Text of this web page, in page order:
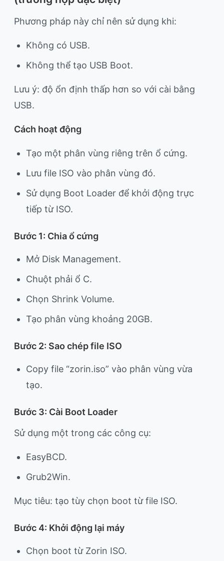
Phương pháp này chỉ nên sử dụng khi:
Không có USB.
Không thể tạo USB Boot.
Lưu ý: độ ổn định thấp hơn so với cài bằng
USB.
Cách hoạt động
Tạo một phân vùng riêng trên ổ cứng.
Lưu file ISO vào phân vùng đó.
Sử dụng Boot Loader để khởi động trực
tiếp từ ISO.
Bước 1: Chia ổ cứng
Mở Disk Management.
Chuột phải ổ C.
Chọn Shrink Volume.
Tạo phân vùng khoảng 20GB.
Bước 2: Sao chép file ISO
Copy file “zorin.iso” vào phân vùng vừa
tạo.
Bước 3: Cài Boot Loader
Sử dụng một trong các công cụ:
EasyBCD.
Grub2Win.
Mục tiêu: tạo tùy chọn boot từ file ISO.
Bước 4: Khởi động lại máy
Chọn boot từ Zorin ISO.